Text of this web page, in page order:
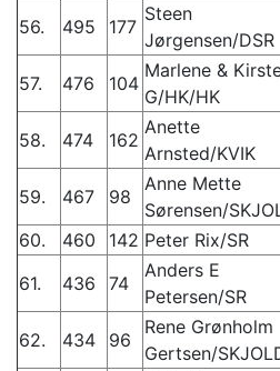
56. 495 177
Steen
Jørgensen/DSR
57. 476 104
Marlene &
G/HK/HK
58. 474 162
Anette
Arnsted/KVIK
59. 467 98
Anne Mette
Sørensen/
60.
460 142 Peter Rix/SR
61.
436 74
Anders E
Petersen/SR
62. 434 96
Rene Grønholm
Gertsen/